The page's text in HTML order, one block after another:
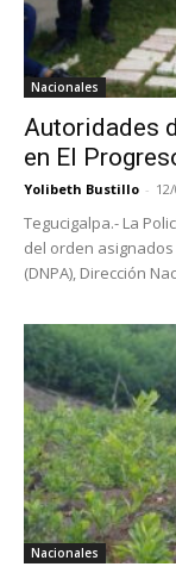
Nacionales
Autoridades
en El
Yolibeth Bustillo -
Tegucigalpa.- La
del orden
(DNPA), Dirección
Nacionales